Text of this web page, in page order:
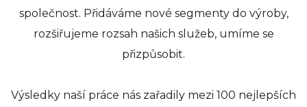
společnost. Přidáváme nové segmenty do výroby,
rozšiřujeme rozsah našich služeb, umíme se
přizpůsobit.
Výsledky naší práce nás zařadily mezi 100 nejlepších